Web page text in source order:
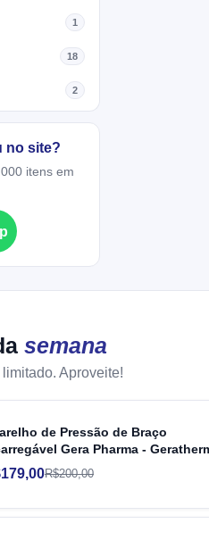
1
18
2
no site?
itens em
semana
Aproveite!
de Pressão de Braço
Gera Pharma -
R$200,00